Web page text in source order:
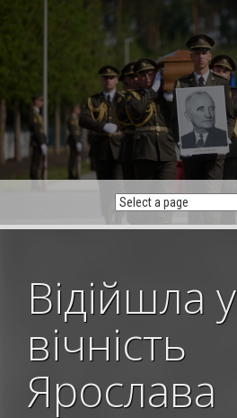
Відійшла у
вічність
Ярослава